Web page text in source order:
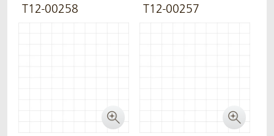
T12-00258 T12-00257